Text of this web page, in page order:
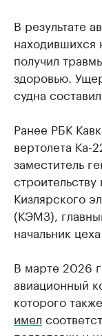
В результате
находившихся
получил
здоровью.
судна
Ранее РБК
вертолета Ка-
заместитель
Кизлярского
(КЭМЗ),
начальник
В марте 2026
авиационный
которого
имел